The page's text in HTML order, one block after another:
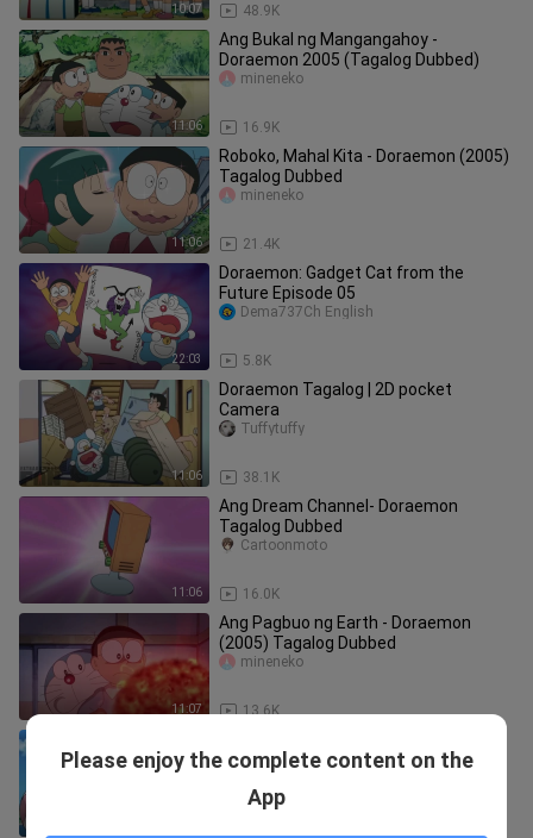
10:07 48.9K
11:06
Ang Bukal ng Mangangahoy -
Doraemon 2005 (Tagalog Dubbed)
16.9K
mineneko
11:06
Roboko, Mahal Kita - Doraemon (2005)
Tagalog Dubbed
21.4K
mineneko
22:03
Doraemon: Gadget Cat from the
Future Episode 05
5.8K
Dema737Ch English
11:06
Doraemon Tagalog | 2D pocket
Camera
38.1K
Tuffytuffy
11:06
Ang Dream Channel- Doraemon
Tagalog Dubbed
16.0K
Cartoonmoto
11:07
Ang Pagbuo ng Earth - Doraemon
(2005) Tagalog Dubbed
13.6K
mineneko
Naninirahan- Tagalog Dubbed
Please enjoy the complete content on the
App